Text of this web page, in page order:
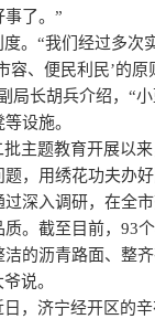
了。”
“我们经过多次
、便民利民’的
局长胡兵介绍，“
设施。
题教育开展以来
，用绣花功夫办
入调研，在全市
。截至目前，93
的沥青路面、整
说。
济宁经开区的辛